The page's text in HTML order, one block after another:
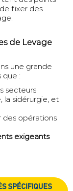
fixer des
de Levage
une grande
que :
secteurs
la sidérurgie, et
opérations
exigeants
SPÉCIFIQUES